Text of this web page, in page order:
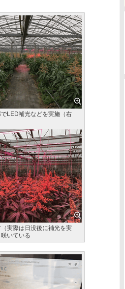
LED補光などを実施（右
実際は日没後に補光を実
いている